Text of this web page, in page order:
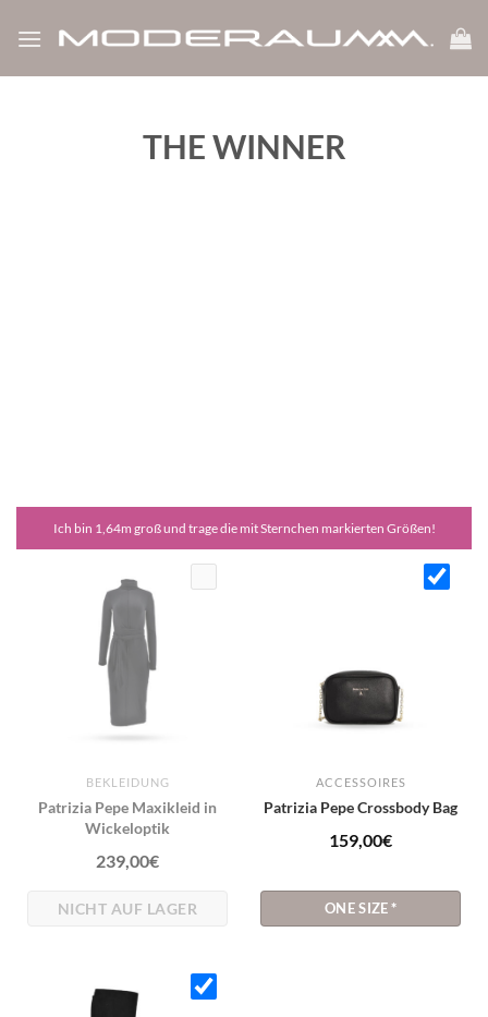
Inhalt
THE WINNER
Ich bin 1,64m groß und trage die mit Sternchen markierten Größen!
BEKLEIDUNG
Patrizia Pepe Maxikleid in
Wickeloptik
239,00€
NICHT AUF LAGER
ACCESSOIRES
Patrizia Pepe Crossbody Bag
159,00€
ONE SIZE*